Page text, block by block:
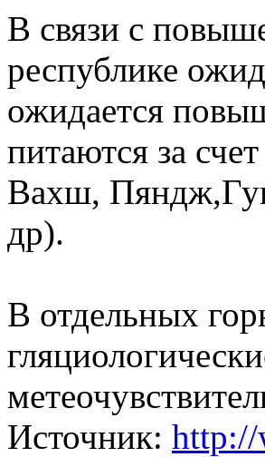
В связи с
республике
ожидается
питаются за
Вахш,
др).
В отдельных
Источник: http://